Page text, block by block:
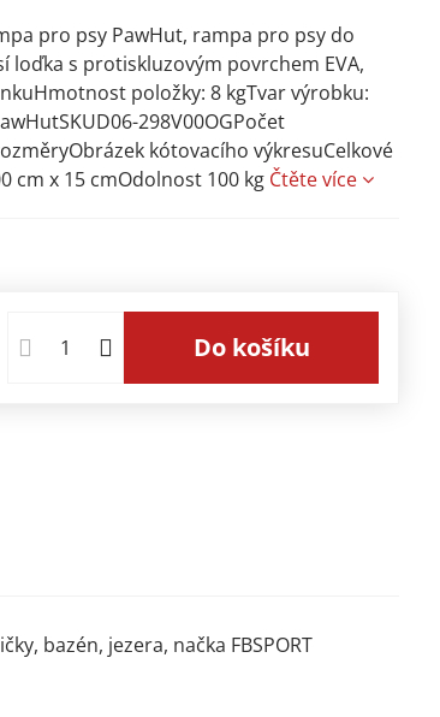
pro psy PawHut, rampa pro psy do
loďka s protiskluzovým povrchem EVA,
položky: 8 kgTvar výrobku:
298V00OGPočet
kótovacího výkresuCelkové
cm x 15 cmOdolnost 100 kg Čtěte více
Do košíku
bazén, jezera, načka FBSPORT